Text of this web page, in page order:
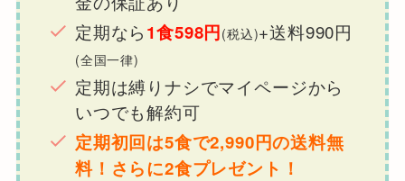
定期なら1食598円(税込)+送料990円
(全国一律)
定期は縛りナシでマイページから
いつでも解約可
定期初回は5食で2,990円の送料無
料！さらに2食プレゼント！